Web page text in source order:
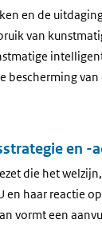
en de
van
bescherming
en -
die het
en haar reactie
vormt een